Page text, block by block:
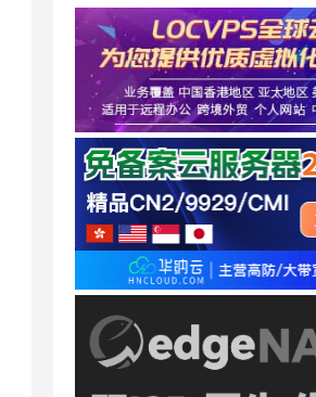
十四：picjumbo
十五：ISO Republic
十六：Pakutaso
写在最后